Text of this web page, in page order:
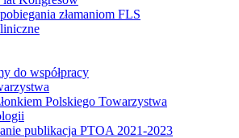
złamaniom FLS
do współpracy
Polskiego Towarzystwa
publikacja PTOA 2021-2023